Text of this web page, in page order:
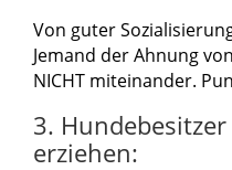
Von guter
Jemand der Ahnung
NICHT miteinander.
3.
erziehen: